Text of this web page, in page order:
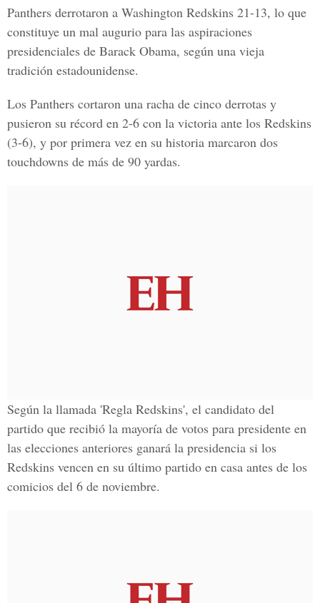
Panthers derrotaron a Washington Redskins 21-13, lo que
constituye un mal augurio para las aspiraciones
presidenciales de Barack Obama, según una vieja
tradición estadounidense.
Los Panthers cortaron una racha de cinco derrotas y
pusieron su récord en 2-6 con la victoria ante los Redskins
(3-6), y por primera vez en su historia marcaron dos
touchdowns de más de 90 yardas.
Según la llamada 'Regla Redskins', el candidato del
partido que recibió la mayoría de votos para presidente en
las elecciones anteriores ganará la presidencia si los
Redskins vencen en su último partido en casa antes de los
comicios del 6 de noviembre.